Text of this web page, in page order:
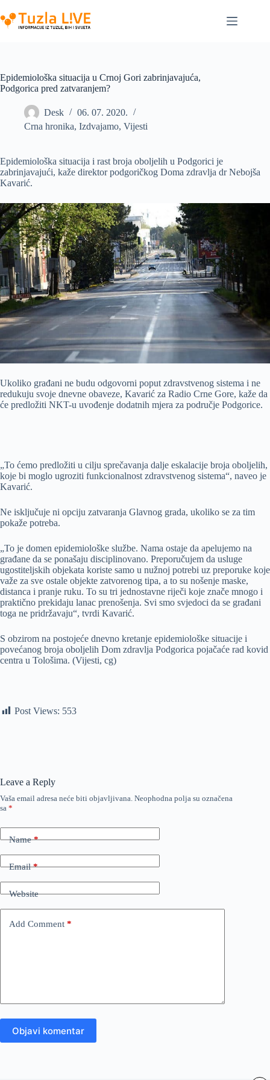
to
content
Epidemiološka situacija u Crnoj Gori zabrinjavajuća,
Podgorica pred zatvaranjem?
Desk
06. 07. 2020.
Crna hronika, Izdvajamo, Vijesti
Epidemiološka situacija i rast broja oboljelih u Podgorici je
zabrinjavajući, kaže direktor podgoričkog Doma zdravlja dr Nebojša
Kavarić.
Ukoliko građani ne budu odgovorni poput zdravstvenog sistema i ne
redukuju svoje dnevne obaveze, Kavarić za Radio Crne Gore, kaže da
će predložiti NKT-u uvođenje dodatnih mjera za područje Podgorice.
„To ćemo predložiti u cilju sprečavanja dalje eskalacije broja oboljelih,
koje bi moglo ugroziti funkcionalnost zdravstvenog sistema“, naveo je
Kavarić.
Ne isključuje ni opciju zatvaranja Glavnog grada, ukoliko se za tim
pokaže potreba.
„To je domen epidemiološke službe. Nama ostaje da apelujemo na
građane da se ponašaju disciplinovano. Preporučujem da usluge
ugostiteljskih objekata koriste samo u nužnoj potrebi uz preporuke koje
važe za sve ostale objekte zatvorenog tipa, a to su nošenje maske,
distanca i pranje ruku. To su tri jednostavne riječi koje znače mnogo i
praktično prekidaju lanac prenošenja. Svi smo svjedoci da se građani
toga ne pridržavaju“, tvrdi Kavarić.
S obzirom na postojeće dnevno kretanje epidemiološke situacije i
povećanog broja oboljelih Dom zdravlja Podgorica pojačaće rad kovid
centra u Tološima. (Vijesti, cg)
Post Views: 553
Leave a Reply
Vaša email adresa neće biti objavljivana. Neophodna polja su označena
sa *
Name*
Email*
Website
Add Comment *
Objavi komentar